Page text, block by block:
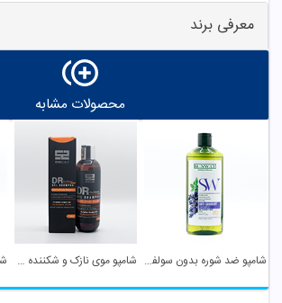
معرفی برند
محصولات مشابه
شامپو ضد شوره بدون سولفات سان وی شامپو موی نازک و شکننده ساین اسکین